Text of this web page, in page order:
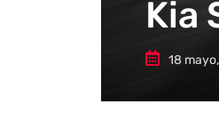
Kia
18